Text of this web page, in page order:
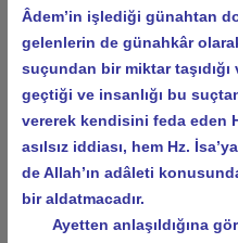
Âdem’in işlediği günahtan
gelenlerin de günahkâr
suçundan bir miktar
geçtiği ve insanlığı bu
vererek kendisini feda eden
asılsız iddiası, hem Hz.
de Allah’ın adâleti
bir aldatmacadır.
Ayetten anlaşıldığına